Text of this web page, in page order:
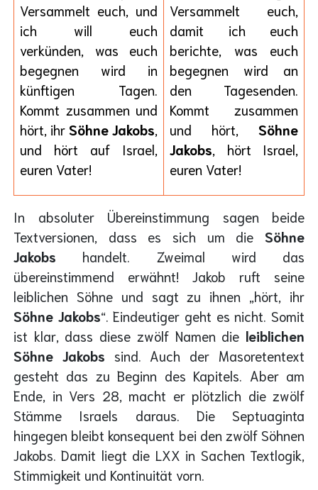
Versammelt euch, und
ich will euch
verkünden, was euch
begegnen wird in
künftigen Tagen.
Kommt zusammen und
hört, ihr Söhne Jakobs
und hört auf
Israel,
euren Vater!
Versammelt euch,
damit ich euch
berichte, was euch
begegnen wird an
den Tagesenden.
Kommt zusammen
und hört, Söhne
Jakobs , hört Israel,
euren Vater!
In absoluter Übereinstimmung sagen beide
Textversionen, dass es sich um die Söhne
Jakobs handelt. Zweimal wird das
übereinstimmend erwähnt! Jakob ruft seine
leiblichen Söhne und sagt zu ihnen „hört, ihr
Söhne Jakobs“. Eindeutiger geht es nicht. Somit
ist klar, dass diese zwölf Namen die leiblichen
Söhne Jakobs sind. Auch der Masoretentext
gesteht das zu Beginn des Kapitels. Aber am
Ende, in Vers 28, macht er plötzlich die zwölf
Stämme Israels daraus. Die Septuaginta
hingegen bleibt konsequent bei den zwölf Söhnen
Jakobs. Damit liegt die LXX in Sachen Textlogik,
Stimmigkeit und Kontinuität vorn.